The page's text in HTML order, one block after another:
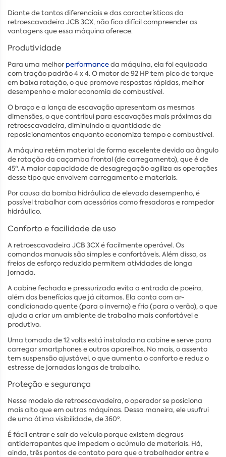
Diante de tantos diferenciais e das características da
retroescavadeira JCB 3CX, não fica difícil compreender as
vantagens que essa máquina oferece.
Produtividade
Para uma melhor performanceda máquina, ela foi equipada
com tração padrão 4 x 4. O motor de 92 HP tem pico de torque
em baixa rotação, o que promove respostas rápidas, melhor
desempenho e maior economia de combustível.
O braço e a lança de escavação apresentam as mesmas
dimensões, o que contribui para escavações mais próximas da
retroescavadeira, diminuindo a quantidade de
reposicionamentos enquanto economiza tempo e combustível.
A máquina retém material de forma excelente devido ao ângulo
de rotação da caçamba frontal (de carregamento), que é de
45º. A maior capacidade de desagregação agiliza as operações
desse tipo que envolvem carregamento e materiais.
Por causa da bomba hidráulica de elevado desempenho, é
possível trabalhar com acessórios como fresadoras e rompedor
hidráulico.
Conforto e facilidade de uso
A retroescavadeira JCB 3CX é facilmente operável. Os
comandos manuais são simples e confortáveis. Além disso, os
freios de esforço reduzido permitem atividades de longa
jornada.
A cabine fechada e pressurizada evita a entrada de poeira,
além dos benefícios que já citamos. Ela conta com ar-
condicionado quente (para o inverno) e frio (para o verão), o que
ajuda a criar um ambiente de trabalho mais confortável e
produtivo.
Uma tomada de 12 volts está instalada na cabine e serve para
carregar smartphones e outros aparelhos. No mais, o assento
tem suspensão ajustável, o que aumenta o conforto e reduz o
estresse de jornadas longas de trabalho.
Proteção e segurança
Nesse modelo de retroescavadeira, o operador se posiciona
mais alto que em outras máquinas. Dessa maneira, ele usufrui
de uma ótima visibilidade, de 360º.
É fácil entrar e sair do veículo porque existem degraus
antiderrapantes que impedem o acúmulo de materiais. Há,
ainda, três pontos de contato para que o trabalhador entre e